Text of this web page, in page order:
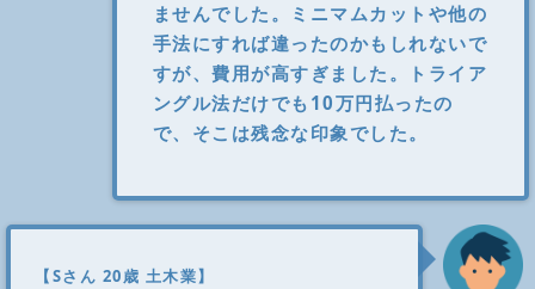
ませんでした。ミニマムカットや他の
手法にすれば違ったのかもしれないで
すが、費用が高すぎました。トライア
ングル法だけでも10万円払ったの
で、そこは残念な印象でした。
【Sさん 20歳 土木業】